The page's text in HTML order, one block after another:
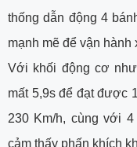
thống dẫn động 4
mạnh mẽ để vận hành
Với khối động cơ
mất 5,9s để đạt được
230 Km/h, cùng với
cảm thấy phấn khích